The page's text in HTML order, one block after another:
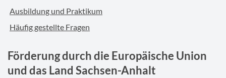
Ausbildung und Praktikum
Häufig gestellte Fragen
Förderung durch die Europäische Union
und das Land Sachsen-Anhalt